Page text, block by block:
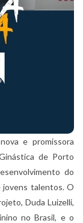
e promissora
de Porto
do
jovens talentos. O
Duda Luizelli,
no Brasil, e o